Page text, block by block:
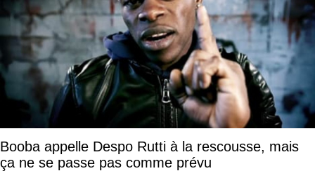
Booba appelle Despo Rutti à la rescousse, mais
ça ne se passe pas comme prévu